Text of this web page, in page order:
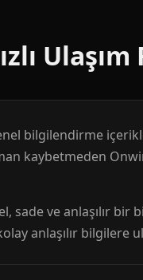
Ulaşım
bilgilendirme
kaybetmeden
ve anlaşılır bir
anlaşılır bilgilere